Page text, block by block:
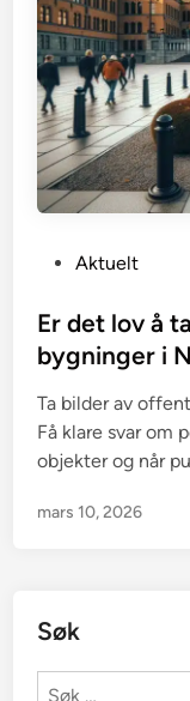
s
t
d
i
n
Aktuelt
Er det lov å
bygninger i
Ta bilder av
Få klare svar om
objekter og når
mars 10, 2026
Søk
Søk